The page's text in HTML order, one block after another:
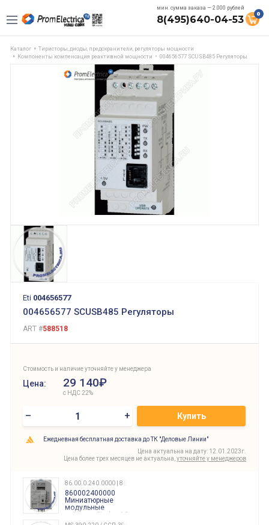
мин. сумма заказа — 2.000 рублей
8(495)640-04-53 0
Каталог
Тиристоры, диоды, предохранители, регуляторы мощности
Компоненты компенсация реактивной мощности
004656577 SCUSB485 Регуляторы
Eti 004656577
004656577 SCUSB485 Регуляторы
ART #588518
Стоимость и наличие уточняйте у менеджера
Цена: 29 140₽
с НДС 22%
– + Купить
Ежедневная бесплатная доставка до ТК "Деловые Линии"
Цена актуальна на дату: 12.01.2023г.
Цена более трех месяцев не актуальна, уточняйте у менеджеров
86.00.0.240.0000 | 860002400000
860002400000
Миниатюрные
модульные
таймеры Finder, 12-
240 Вольт AC/DC